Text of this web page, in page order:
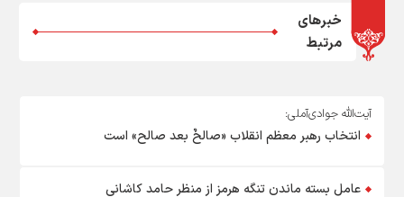
خبرهای
مرتبط
آیت‌الله جوادی‌آملی:
انتخاب رهبر معظم انقلاب «صالحٌ بعد صالح» است
عامل بسته ماندن تنگه هرمز از منظر حامد کاشانی